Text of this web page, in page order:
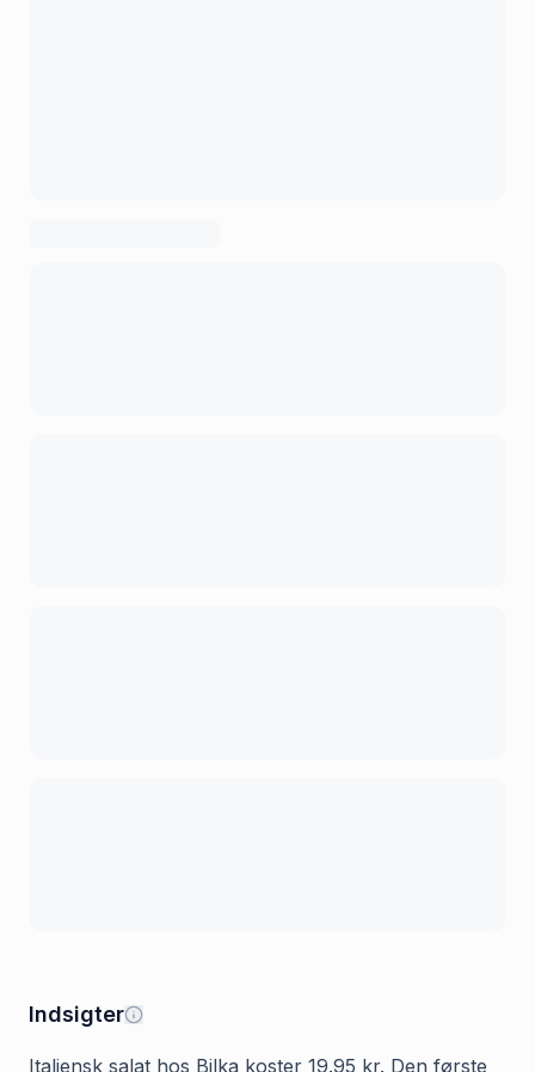
Indsigter
Italiensk salat hos Bilka koster 19.95 kr. Den første